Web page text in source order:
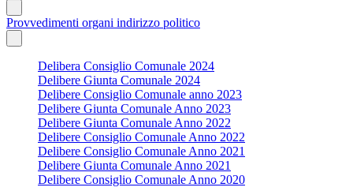
Provvedimenti organi indirizzo politico
Delibera Consiglio Comunale 2024
Delibere Giunta Comunale 2024
Delibere Consiglio Comunale anno 2023
Delibere Giunta Comunale Anno 2023
Delibere Giunta Comunale Anno 2022
Delibere Consiglio Comunale Anno 2022
Delibere Consiglio Comunale Anno 2021
Delibere Giunta Comunale Anno 2021
Delibere Consiglio Comunale Anno 2020